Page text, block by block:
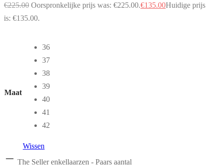
€225.00 Oorspronkelijke prijs was: €225.00.€135.00Huidige prijs
is: €135.00.
Maat
36
37
38
39
40
41
42
Wissen
The Seller enkellaarzen - Paars aantal